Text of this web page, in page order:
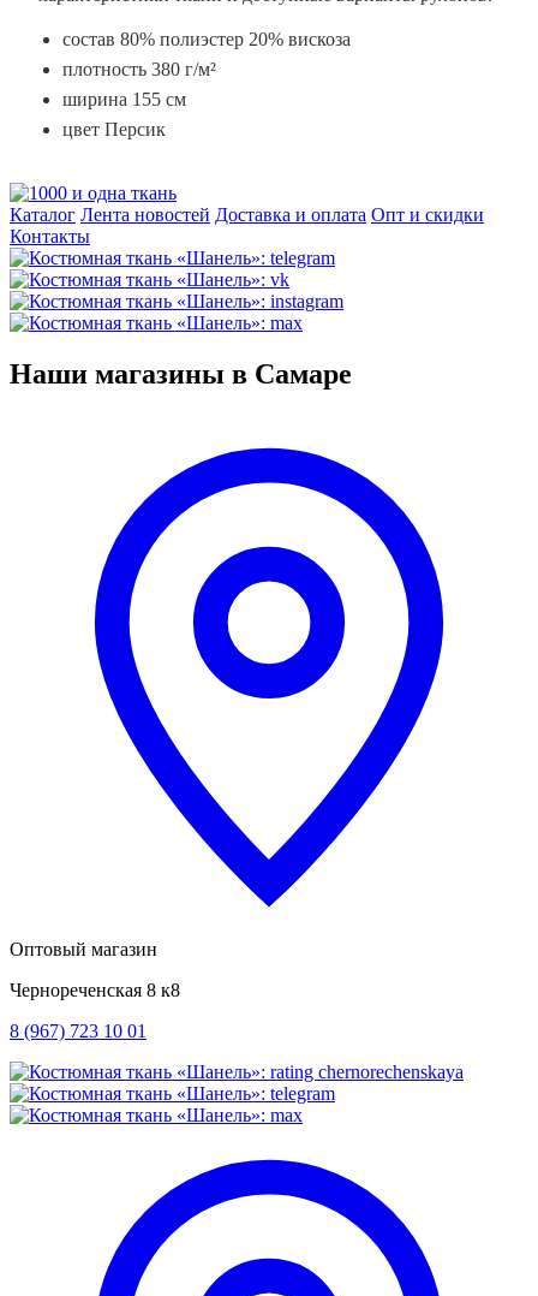
состав 80% полиэстер 20% вискоза
плотность 380 г/м²
ширина 155 см
цвет Персик
Каталог Лента новостей Доставка и оплата Опт и скидки
Контакты
Наши магазины в Самаре
Оптовый магазин
Чернореченская 8 к8
8 (967) 723 10 01